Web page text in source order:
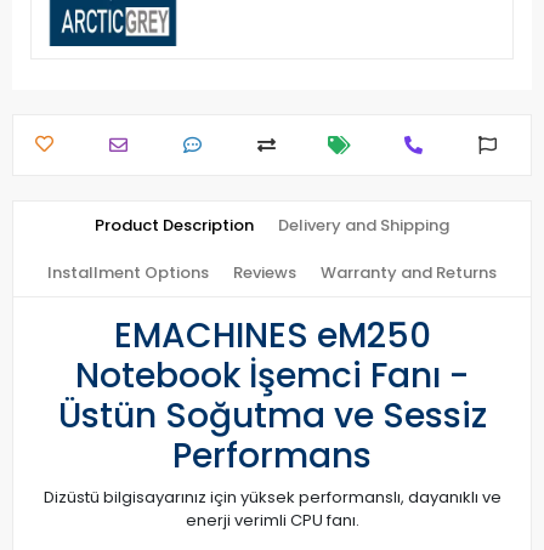
Product Description Delivery and Shipping
Installment Options Reviews Warranty and Returns
EMACHINES eM250
Notebook İşemci Fanı -
Üstün Soğutma ve Sessiz
Performans
Dizüstü bilgisayarınız için yüksek performanslı, dayanıklı ve
enerji verimli CPU fanı.